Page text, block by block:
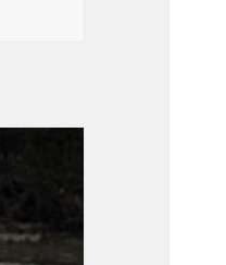
نوشته‌ها